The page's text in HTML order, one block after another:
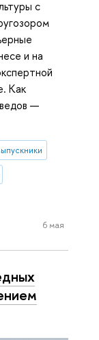
с
и на
Как
—
6 мая